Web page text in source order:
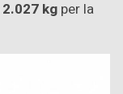
2.027 kg per la